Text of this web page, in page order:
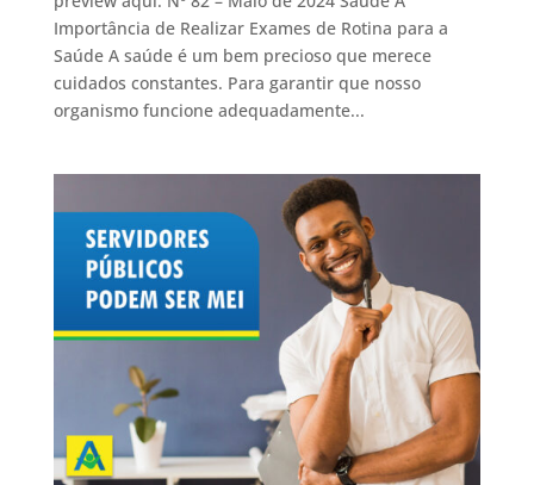
Importância de Realizar Exames de Rotina para a
Saúde A saúde é um bem precioso que merece
cuidados constantes. Para garantir que nosso
organismo funcione adequadamente...